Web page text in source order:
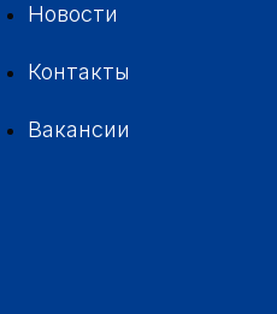
Новости
Контакты
Вакансии